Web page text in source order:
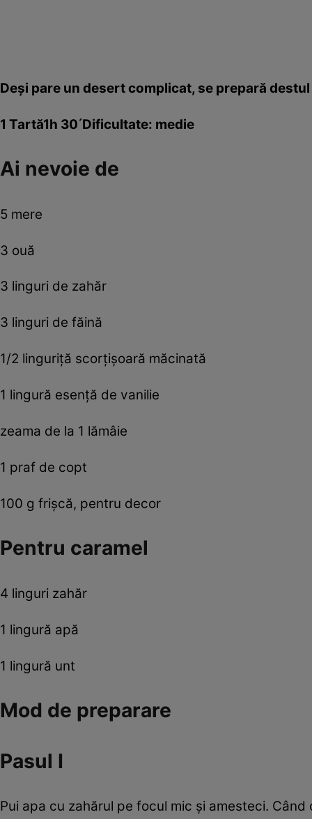
Deşi pare un desert complicat, se prepară
1 Tartă1h 30´Dificultate: medie
Ai nevoie de
5 mere
3 ouă
3 linguri de zahăr
3 linguri de făină
1/2 linguriţă scorţişoară măcinată
1 lingură esenţă de vanilie
zeama de la 1 lămâie
1 praf de copt
100 g frişcă, pentru decor
Pentru caramel
4 linguri zahăr
1 lingură apă
1 lingură unt
Mod de preparare
Pasul I
Pui apa cu zahărul pe focul mic şi amesteci.